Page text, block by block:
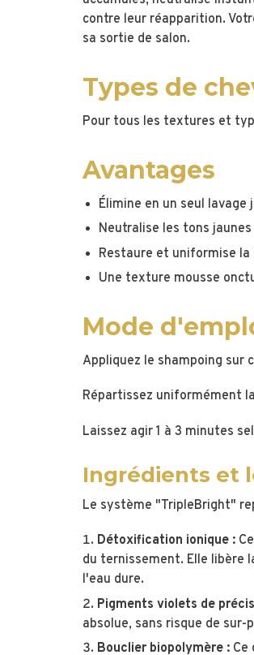
contre leur réapparition.
sa sortie de salon.
Types de
Pour tous les textures et
Avantages
Élimine en un seul lavage
Neutralise les tons
Restaure et uniformise la
Une texture mousse
Mode
Appliquez le shampoing sur
Répartissez uniformément
Laissez agir 1 à 3 minutes
Ingrédients et
Le système "TripleBright"
Détoxification ionique :
du ternissement. Elle libère
l'eau dure.
Pigments violets de
absolue, sans risque de
Bouclier biopolymère : Ce